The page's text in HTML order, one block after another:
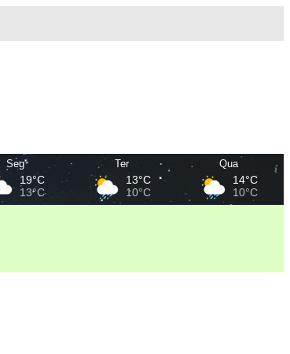
Seg
19°C
13°C
Ter
13°C
10°C
Qua
14°C
10°C